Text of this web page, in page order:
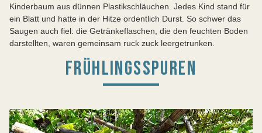
Kinderbaum aus dünnen Plastikschläuchen. Jedes Kind stand für
ein Blatt und hatte in der Hitze ordentlich Durst. So schwer das
Saugen auch fiel: die Getränkeflaschen, die den feuchten Boden
darstellten, waren gemeinsam ruck zuck leergetrunken.
FRÜHLINGSSPUREN